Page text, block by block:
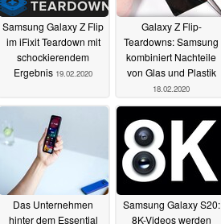
Samsung Galaxy Z Flip
im iFixit Teardown mit
schockierendem
Ergebnis 19.02.2020
Galaxy Z Flip-
Teardowns: Samsung
kombiniert Nachteile
von Glas und Plastik
18.02.2020
Das Unternehmen
hinter dem Essential
Samsung Galaxy S20:
8K-Videos werden